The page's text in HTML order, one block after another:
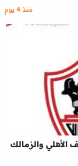
منذ 4 يوم
الأهلي والزمالك